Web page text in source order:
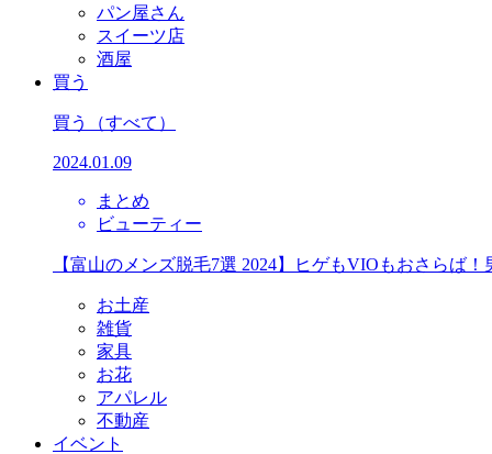
パン屋さん
スイーツ店
酒屋
買う
買う （すべて）
2024.01.09
まとめ
ビューティー
【富山のメンズ脱毛7選 2024】ヒゲもVIOもおさらば
お土産
雑貨
家具
お花
アパレル
不動産
イベント